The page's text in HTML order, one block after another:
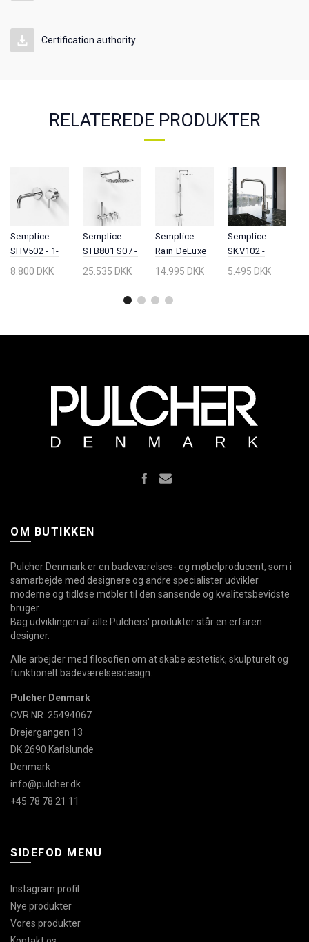
Certification authority
RELATEREDE PRODUKTER
Semplice
SHV502 - 1-
grebs
8.800 DKK
Semplice
STB801 S07 -
Rain DeLux
25.535 DKK
Semplice
Rain DeLuxe
SRL02 -
Ø25
14.995 DKK
Semplice
SKV102 -
Køkken
5.495 DKK
OM BUTIKKEN
Pulcher Denmark er en badeværelses- og møbelproducent, som i
samarbejde med designere og andre specialister udvikler
moderne og tidløse møbler til den sansende og kvalitetsbevidste
bruger.
Bag udviklingen af alle Pulchers' produkter står en erfaren
designer.
Alle arbejder med filosofien om at skabe æstetisk, skulpturelt og
funktionelt badeværelsesdesign.
Pulcher Denmark
CVR.NR. 25494067
Drejergangen 13
DK 2690 Karlslunde
Denmark
info@pulcher.dk
+45 78 78 21 11
SIDEFOD MENU
Instagram profil
Nye produkter
Vores produkter